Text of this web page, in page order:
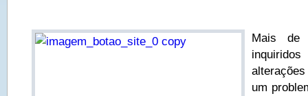
Mais de
um